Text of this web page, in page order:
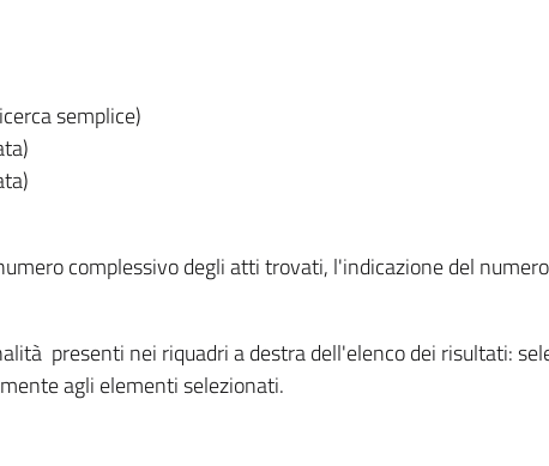
semplice)
complessivo degli atti trovati, l'indicazione del
presenti nei riquadri a destra dell'elenco dei risultati:
agli elementi selezionati.